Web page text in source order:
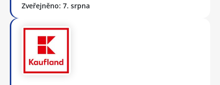
Zveřejněno: 7. srpna